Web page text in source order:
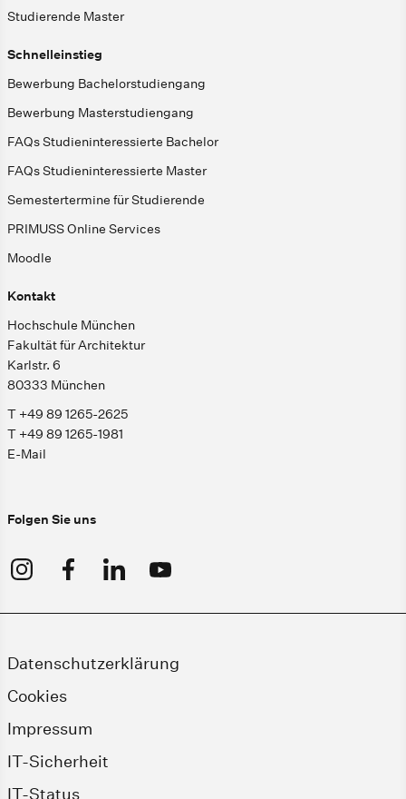
Studierende Master
Schnelleinstieg
Bewerbung Bachelorstudiengang
Bewerbung Masterstudiengang
FAQs Studieninteressierte Bachelor
FAQs Studieninteressierte Master
Semestertermine für Studierende
PRIMUSS Online Services
Moodle
Kontakt
Hochschule München
Fakultät für Architektur
Karlstr. 6
80333 München
T +49 89 1265-2625
T +49 89 1265-1981
E-Mail
Folgen Sie uns
Datenschutzerklärung
Cookies
Impressum
IT-Sicherheit
IT-Status